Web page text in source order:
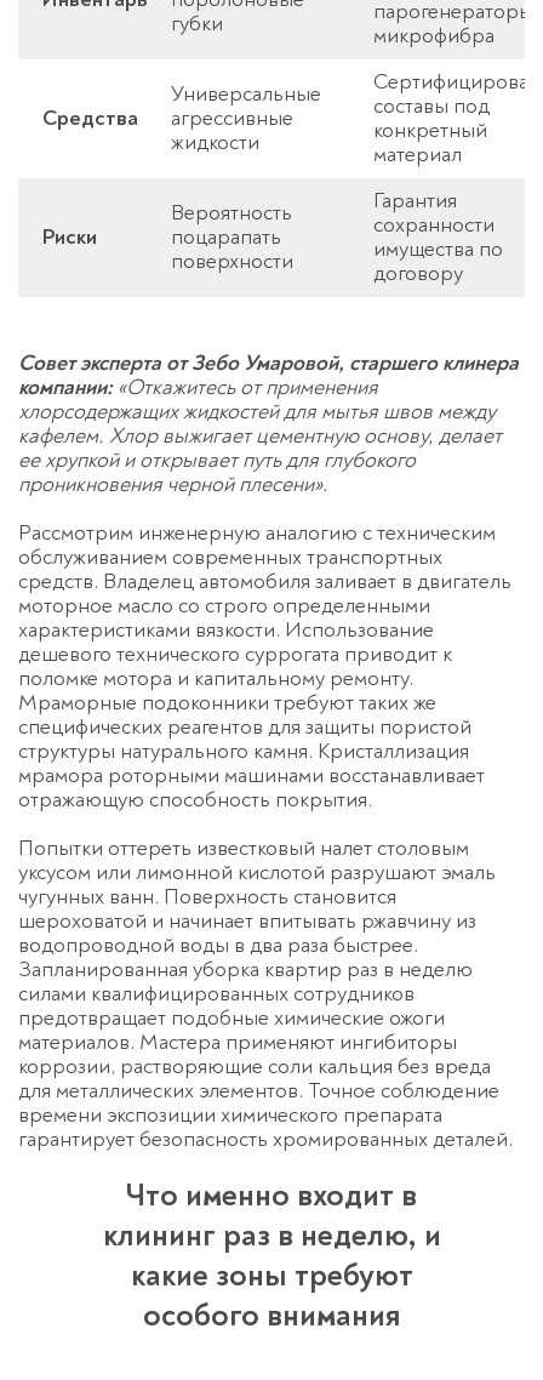
губки
парогенераторы,
микрофибра
Средства
Универсальные
агрессивные
жидкости
составы под
конкретный
материал
Риски
Вероятность
поцарапать
поверхности
Гарантия
сохранности
имущества по
договору
Совет эксперта от Зебо Умаровой, старшего клинера
компании:«Откажитесь от применения
хлорсодержащих жидкостей для мытья швов между
кафелем. Хлор выжигает цементную основу, делает
ее хрупкой и открывает путь для глубокого
проникновения черной плесени».
Рассмотрим инженерную аналогию с техническим
обслуживанием современных транспортных
средств. Владелец автомобиля заливает в двигатель
моторное масло со строго определенными
характеристиками вязкости. Использование
дешевого технического суррогата приводит к
поломке мотора и капитальному ремонту.
Мраморные подоконники требуют таких же
специфических реагентов для защиты пористой
структуры натурального камня. Кристаллизация
мрамора роторными машинами восстанавливает
отражающую способность покрытия.
Попытки оттереть известковый налет столовым
уксусом или лимонной кислотой разрушают эмаль
чугунных ванн. Поверхность становится
шероховатой и начинает впитывать ржавчину из
водопроводной воды в два раза быстрее.
Запланированная уборка квартир раз в неделю
силами квалифицированных сотрудников
предотвращает подобные химические ожоги
материалов. Мастера применяют ингибиторы
коррозии, растворяющие соли кальция без вреда
для металлических элементов. Точное соблюдение
времени экспозиции химического препарата
гарантирует безопасность хромированных деталей.
Что именно входит в
клининг раз в неделю, и
какие зоны требуют
особого внимания
Оставьте заявку
Спасибо!
Менеджер свяжется с вами в
течение 3-x минут.